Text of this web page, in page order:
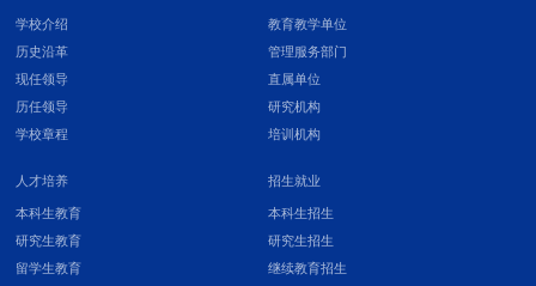
学校介绍
历史沿革
现任领导
历任领导
学校章程
教育教学单位
管理服务部门
直属单位
研究机构
培训机构
人才培养
本科生教育
研究生教育
留学生教育
招生就业
本科生招生
研究生招生
继续教育招生